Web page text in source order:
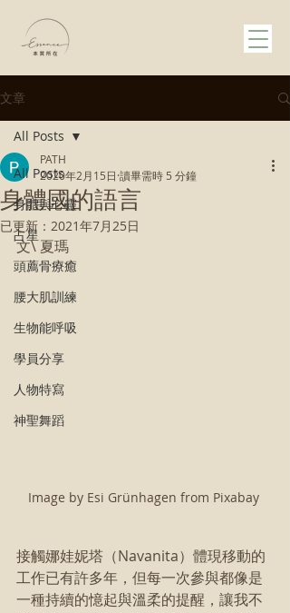
文章
All Posts
身體與心靈
占星
頭薦骨療癒
腰大肌訓練
生物能呼吸
學員分享
人物特寫
神聖舞蹈
All Posts
身體國的語言
PATH
2020年2月15日 讀畢需時 5 分鐘
已更新： 2021年7月25日
文\ 夏瑪
Image by Esi Grünhagen from Pixabay
接觸娜娃妮塔（Navanita）體現移動的
工作已有許多年，但每一次參與都像是
一種持續的憶起與溫柔的提醒，讓我不